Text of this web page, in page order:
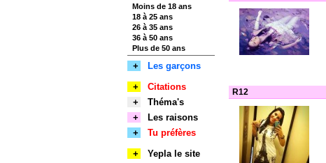
R12
Moins de 18 ans
18 à 25 ans
26 à 35 ans
36 à 50 ans
Plus de 50 ans
+
Les garçons
+
Citations
+
Théma's
+
Les raisons
+
Tu préfères
+
Yepla le site